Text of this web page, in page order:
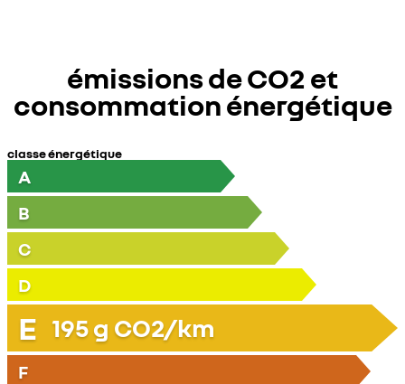
émissions de CO2 et
consommation énergétique
classe énergétique
A
B
C
D
E 195g CO2/km
F